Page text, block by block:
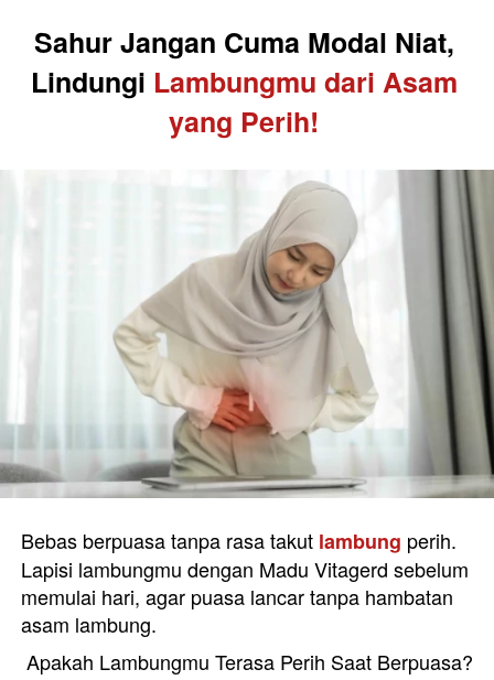
Sahur Jangan Cuma Modal Niat,
Lindungi Lambungmu dari Asam
yang Perih!
Bebas berpuasa tanpa rasa takut lambung perih.
Lapisi lambungmu dengan Madu Vitagerd sebelum
memulai hari, agar puasa lancar tanpa hambatan
asam lambung.